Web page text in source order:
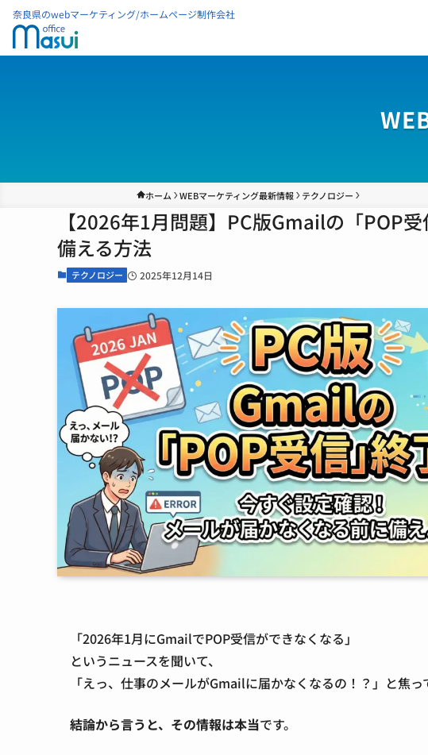
奈良県のwebマーケティング/ホームページ制作会社
ホーム WEBマーケティング最新情報 テクノロジー
【2026年1月問題】PC版Gmailの「POP
備える方法
テクノロジー 2025年12月14日
「2026年1月にGmailでPOP受信ができなくなる」
というニュースを聞いて、
「えっ、仕事のメールがGmailに届かなくなるの！？」と焦っ
結論から言うと、その情報は本当です。